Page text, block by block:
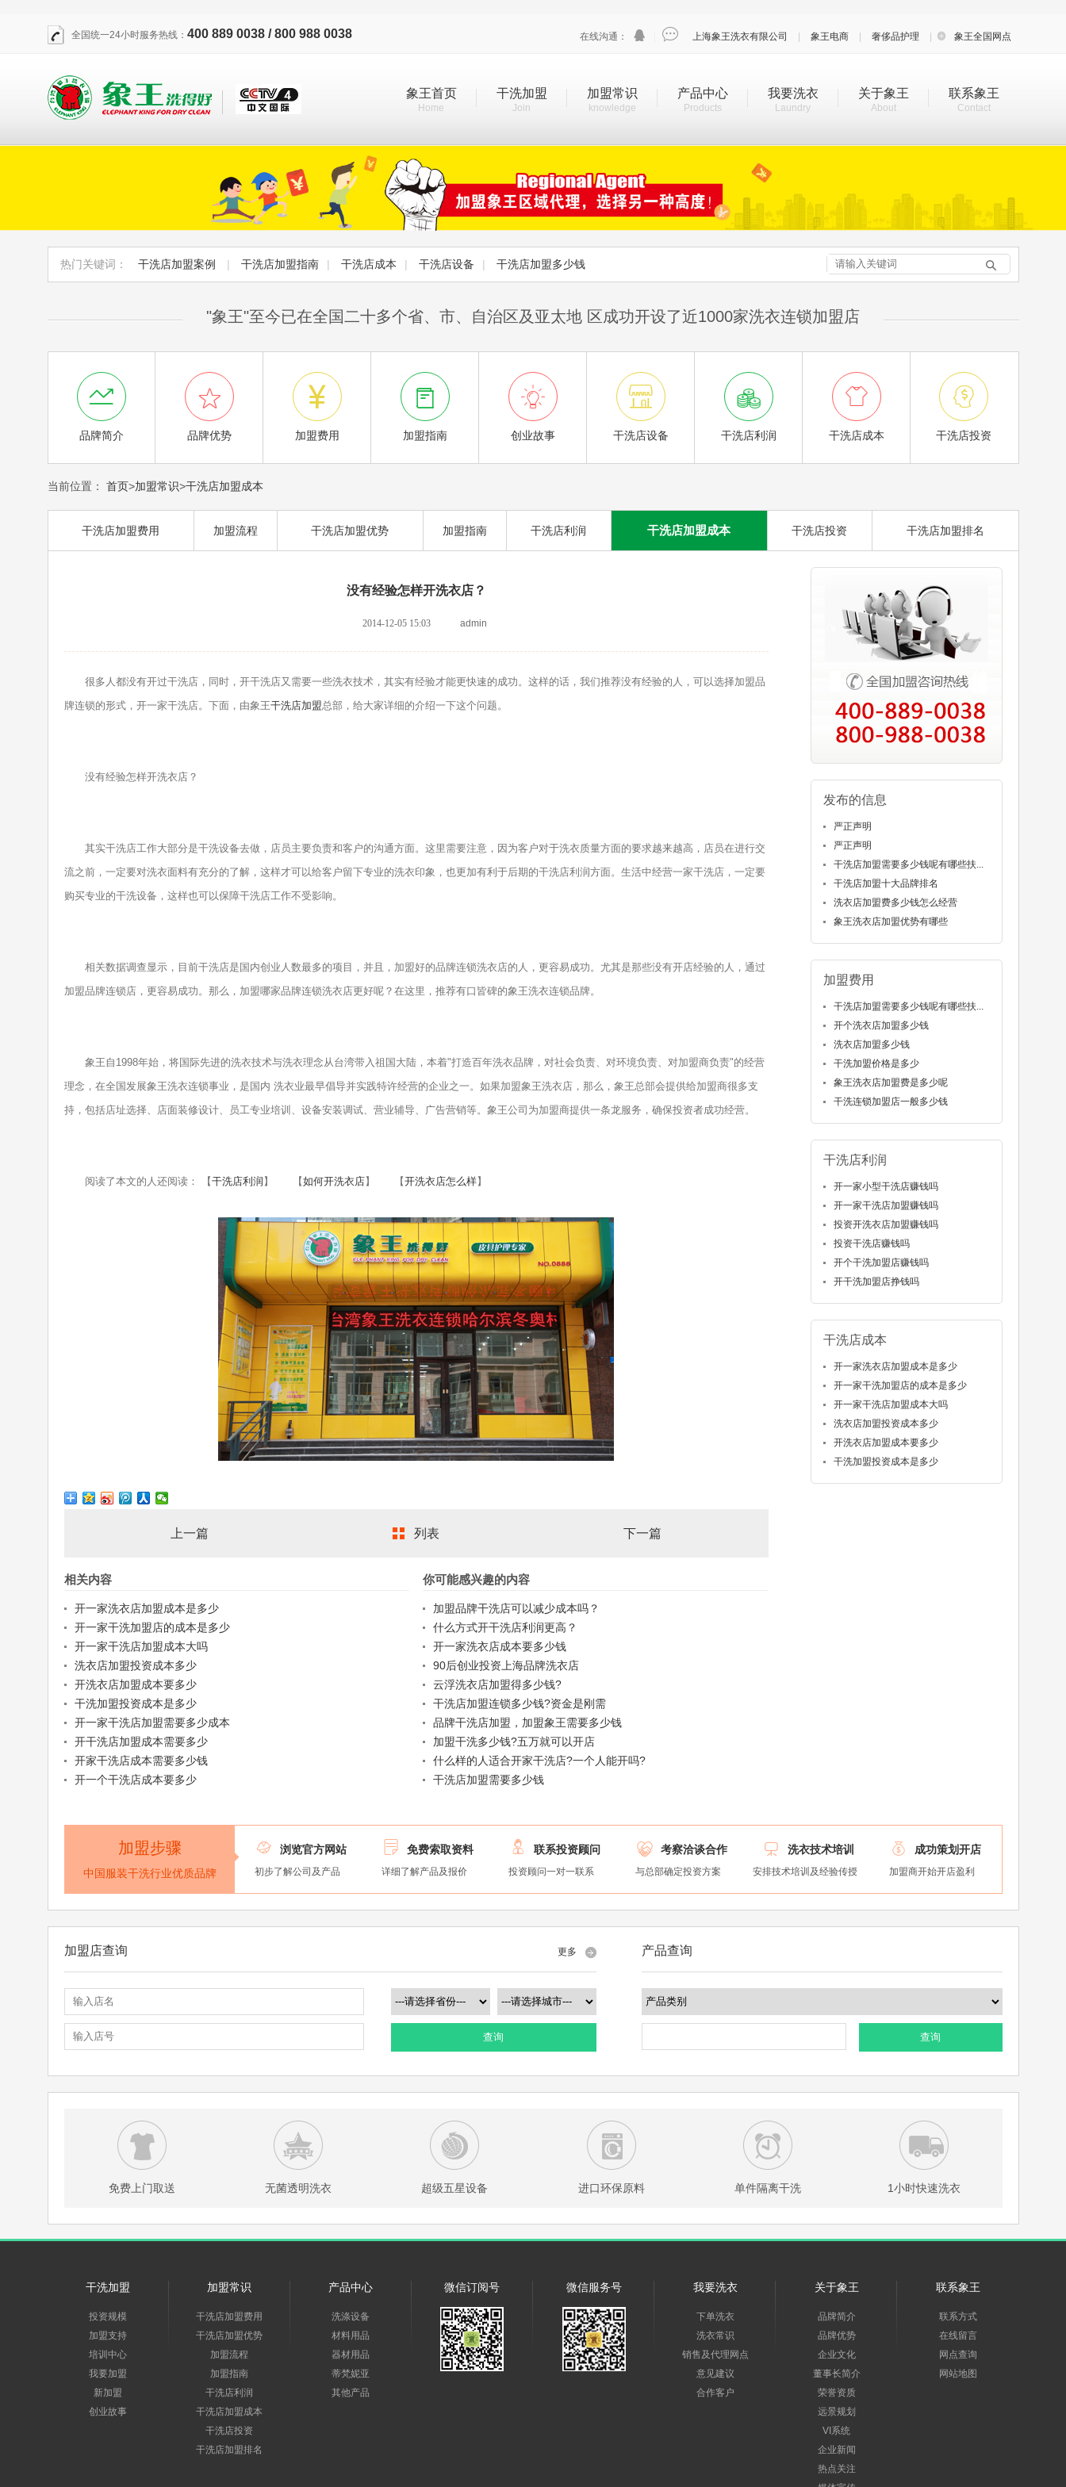
全国统一24小时服务热线： 400 889 0038 / 800 988 0038 在线沟通：   上海象王洗衣有限公司 象王电商 奢侈品护理  象王全国网点
象王首页
Home
干洗加盟
Join
加盟常识
knowledge
产品中心
Products
我要洗衣
Laundry
关于象王
About
联系象王
Contact
热门关键词： 干洗店加盟案例 | 干洗店加盟指南 | 干洗店成本 | 干洗店设备 | 干洗店加盟多少钱 
"象王"至今已在全国二十多个省、市、自治区及亚太地 区成功开设了近1000家洗衣连锁加盟店

品牌简介

品牌优势

加盟费用

加盟指南

创业故事

干洗店设备

干洗店利润

干洗店成本

干洗店投资
当前位置： 首页>加盟常识>干洗店加盟成本
干洗店加盟费用 加盟流程 干洗店加盟优势 加盟指南 干洗店利润 干洗店加盟成本 干洗店投资 干洗店加盟排名
没有经验怎样开洗衣店？
2014-12-05 15:03 admin
很多人都没有开过干洗店，同时，开干洗店又需要一些洗衣技术，其实有经验才能更快速的成功。这样的话，我们推荐没有经验的人，可以选择加盟品
牌连锁的形式，开一家干洗店。下面，由象王干洗店加盟总部，给大家详细的介绍一下这个问题。
没有经验怎样开洗衣店？
其实干洗店工作大部分是干洗设备去做，店员主要负责和客户的沟通方面。这里需要注意，因为客户对于洗衣质量方面的要求越来越高，店员在进行交
流之前，一定要对洗衣面料有充分的了解，这样才可以给客户留下专业的洗衣印象，也更加有利于后期的干洗店利润方面。生活中经营一家干洗店，一定要
购买专业的干洗设备，这样也可以保障干洗店工作不受影响。
相关数据调查显示，目前干洗店是国内创业人数最多的项目，并且，加盟好的品牌连锁洗衣店的人，更容易成功。尤其是那些没有开店经验的人，通过
加盟品牌连锁店，更容易成功。那么，加盟哪家品牌连锁洗衣店更好呢？在这里，推荐有口皆碑的象王洗衣连锁品牌。
象王自1998年始，将国际先进的洗衣技术与洗衣理念从台湾带入祖国大陆，本着"打造百年洗衣品牌，对社会负责、对环境负责、对加盟商负责"的经营
理念，在全国发展象王洗衣连锁事业，是国内 洗衣业最早倡导并实践特许经营的企业之一。如果加盟象王洗衣店，那么，象王总部会提供给加盟商很多支
持，包括店址选择、店面装修设计、员工专业培训、设备安装调试、营业辅导、广告营销等。象王公司为加盟商提供一条龙服务，确保投资者成功经营。
阅读了本文的人还阅读： 【干洗店利润 】 【如何开洗衣店】 【开洗衣店怎么样】
上一篇 列表 下一篇
相关内容
开一家洗衣店加盟成本是多少
开一家干洗加盟店的成本是多少
开一家干洗店加盟成本大吗
洗衣店加盟投资成本多少
开洗衣店加盟成本要多少
干洗加盟投资成本是多少
开一家干洗店加盟需要多少成本
开干洗店加盟成本需要多少
开家干洗店成本需要多少钱
开一个干洗店成本要多少
你可能感兴趣的内容
加盟品牌干洗店可以减少成本吗？
什么方式开干洗店利润更高？
开一家洗衣店成本要多少钱
90后创业投资上海品牌洗衣店
云浮洗衣店加盟得多少钱?
干洗店加盟连锁多少钱?资金是刚需
品牌干洗店加盟，加盟象王需要多少钱
加盟干洗多少钱?五万就可以开店
什么样的人适合开家干洗店?一个人能开吗?
干洗店加盟需要多少钱
发布的信息
严正声明
严正声明
干洗店加盟需要多少钱呢有哪些扶...
干洗店加盟十大品牌排名
洗衣店加盟费多少钱怎么经营
象王洗衣店加盟优势有哪些
加盟费用
干洗店加盟需要多少钱呢有哪些扶...
开个洗衣店加盟多少钱
洗衣店加盟多少钱
干洗加盟价格是多少
象王洗衣店加盟费是多少呢
干洗连锁加盟店一般多少钱
干洗店利润
开一家小型干洗店赚钱吗
开一家干洗店加盟赚钱吗
投资开洗衣店加盟赚钱吗
投资干洗店赚钱吗
开个干洗加盟店赚钱吗
开干洗加盟店挣钱吗
干洗店成本
开一家洗衣店加盟成本是多少
开一家干洗加盟店的成本是多少
开一家干洗店加盟成本大吗
洗衣店加盟投资成本多少
开洗衣店加盟成本要多少
干洗加盟投资成本是多少
加盟步骤
中国服装干洗行业优质品牌
 浏览官方网站
初步了解公司及产品
 免费索取资料
详细了解产品及报价
 联系投资顾问
投资顾问一对一联系
 考察洽谈合作
与总部确定投资方案
 洗衣技术培训
安排技术培训及经验传授
 成功策划开店
加盟商开始开店盈利
加盟店查询 更多
查询
产品查询
查询
免费上门取送 无菌透明洗衣 超级五星设备 进口环保原料 单件隔离干洗 1小时快速洗衣
干洗加盟
投资规模
加盟支持
培训中心
我要加盟
新加盟
创业故事
加盟常识
干洗店加盟费用
干洗店加盟优势
加盟流程
加盟指南
干洗店利润
干洗店加盟成本
干洗店投资
干洗店加盟排名
产品中心
洗涤设备
材料用品
器材用品
蒂梵妮亚
其他产品
微信订阅号 微信服务号 我要洗衣
下单洗衣
洗衣常识
销售及代理网点
意见建议
合作客户
关于象王
品牌简介
品牌优势
企业文化
董事长简介
荣誉资质
远景规划
VI系统
企业新闻
热点关注
联系象王
联系方式
在线留言
网点查询
网站地图